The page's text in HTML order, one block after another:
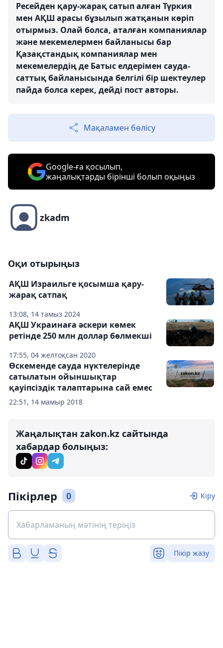
Ресейден қару-жарақ сатып алған Түркия
мен АҚШ арасы бұзылып жатқанын көріп
отырмыз. Олай болса, аталған компаниялар
және мекемелермен байланысы бар
Қазақстандық компаниялар мен
мекемелердің де Батыс елдерімен сауда-
саттық байланысында белгілі бір шектеулер
пайда болса керек, дейді пост авторы.
Мақаламен бөлісу
Google-ға қосылып,
жаңалықтарды бірінші болып оқыңыз
zkadm
Оқи отырыңыз
13:08, 14 тамыз 2024
АҚШ Израильге қосымша қару-
жарақ сатпақ
17:55, 04 желтоқсан 2020
АҚШ Украинаға әскери көмек
ретінде 250 млн доллар бөлмекші
22:51, 14 мамыр 2018
Өскеменде сауда нүктелерінде
сатылатын ойыншықтар
қауіпсіздік талаптарына сай емес
Жаңалықтан zakon.kz сайтында
хабардар болыңыз:
Пікірлер 0 Кіру
Пікір жазу